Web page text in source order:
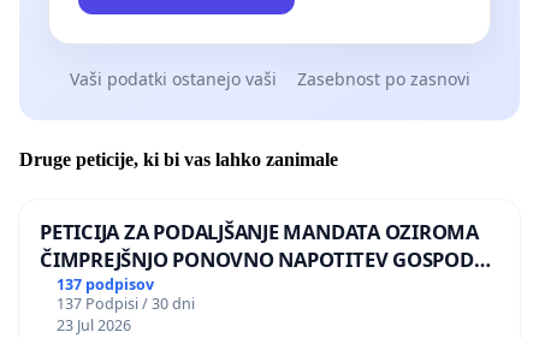
Vaši podatki ostanejo vaši Zasebnost po zasnovi
Druge peticije, ki bi vas lahko zanimale
PETICIJA ZA PODALJŠANJE MANDATA OZIROMA
ČIMPREJŠNJO PONOVNO NAPOTITEV GOSPODA
BERNARDA ŠRAJNERJA NA VELEPOSLANIŠTVO
REPUBLIKE SLOVENIJE V MOSKVI
137 podpisov
137 Podpisi / 30 dni
23 Jul 2026